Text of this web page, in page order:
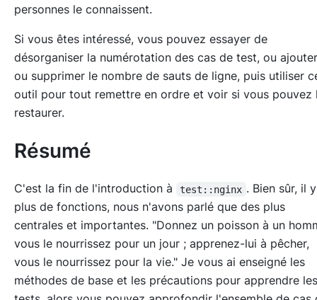
personnes le connaissent.
Si vous êtes intéressé, vous pouvez essayer de
désorganiser la numérotation des cas de test, ou ajouter
ou supprimer le nombre de sauts de ligne, puis utiliser
outil pour tout remettre en ordre et voir si vous pouvez
restaurer.
Résumé
C'est la fin de l'introduction à test::nginx . Bien sûr, il
plus de fonctions, nous n'avons parlé que des plus
centrales et importantes. "Donnez un poisson à un
vous le nourrissez pour un jour ; apprenez-lui à pêcher,
vous le nourrissez pour la vie." Je vous ai enseigné les
méthodes de base et les précautions pour apprendre les